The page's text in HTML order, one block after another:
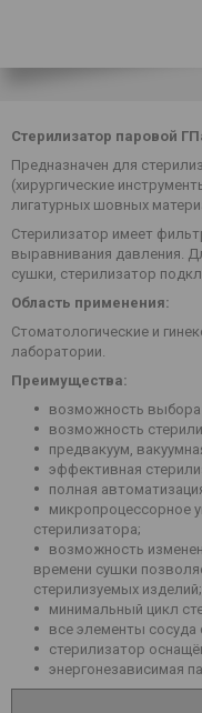
Стерилизатор паровой
Предназначен для
(хирургические
лигатурных шовных
Стерилизатор имеет
выравнивания давления.
сушки, стерилизатор
Область применения:
Стоматологические и
лаборатории.
Преимущества:
возможность
возможность
предвакуум,
эффективная
полная
микропроцессорное
стерилизатора;
возможность
времени сушки
стерилизуемых изделий;
минимальный цикл
все элементы сосуда
стерилизатор
энергонезависимая